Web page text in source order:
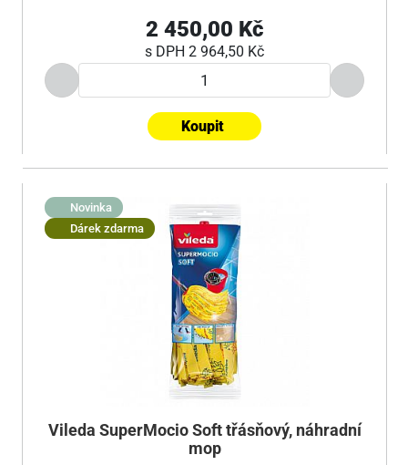
2 450,00 Kč
s DPH 2 964,50 Kč
Koupit
Novinka
Dárek zdarma
Vileda SuperMocio Soft třásňový, náhradní
mop